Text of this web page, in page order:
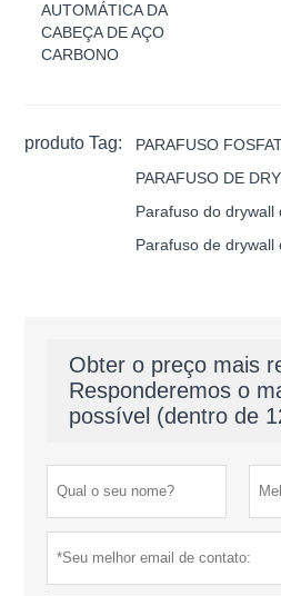
AUTOMÁTICA DA
CABEÇA DE AÇO
CARBONO
produto Tag:
PARAFUSO
PARAFUSO DE
Parafuso do drywall
Parafuso de drywall
Obter o preço mais
Responderemos o
possível (dentro de